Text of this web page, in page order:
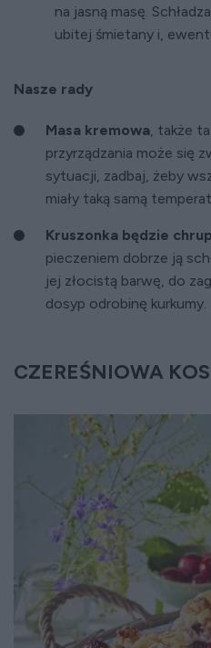
na jasną masę.
ubitej śmietany i,
Nasze rady
Masa kremowa , także
przyrządzania może się
sytuacji, zadbaj, żeby
miały taką samą
Kruszonka będzie
pieczeniem dobrze ją
jej złocistą barwę, do
dosyp odrobinę kurkumy.
CZEREŚNIOWA